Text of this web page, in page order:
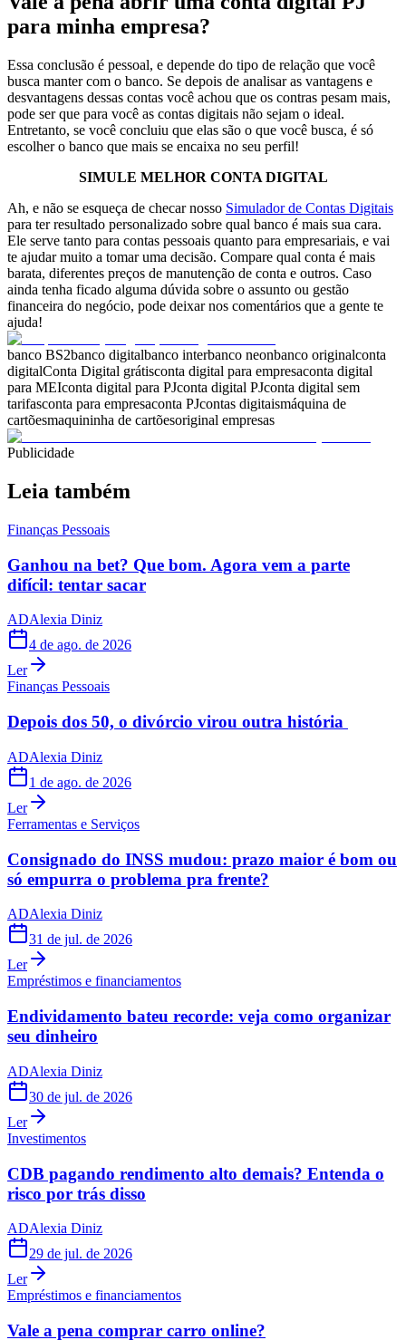
para minha empresa?
Essa conclusão é pessoal, e depende do tipo de relação que você
busca manter com o banco. Se depois de analisar as vantagens e
desvantagens dessas contas você achou que os contras pesam mais,
pode ser que para você as contas digitais não sejam o ideal.
Entretanto, se você concluiu que elas são o que você busca, é só
escolher o banco que mais se encaixa no seu perfil!
SIMULE MELHOR CONTA DIGITAL
Ah, e não se esqueça de checar nosso Simulador de Contas Digitais
para ter resultado personalizado sobre qual banco é mais sua cara.
Ele serve tanto para contas pessoais quanto para empresariais, e vai
te ajudar muito a tomar uma decisão. Compare qual conta é mais
barata, diferentes preços de manutenção de conta e outros. Caso
ainda tenha ficado alguma dúvida sobre o assunto ou gestão
financeira do negócio, pode deixar nos comentários que a gente te
ajuda!
banco BS2banco digitalbanco interbanco neonbanco originalconta
digitalConta Digital grátisconta digital para empresaconta digital
para MEIconta digital para PJconta digital PJconta digital sem
tarifasconta para empresaconta PJcontas digitaismáquina de
cartõesmaquininha de cartõesoriginal empresas
Publicidade
Leia também
Finanças Pessoais
Ganhou na bet? Que bom. Agora vem a parte
difícil: tentar sacar
ADAlexia Diniz
4 de ago. de 2026
Ler
Finanças Pessoais
Depois dos 50, o divórcio virou outra história
ADAlexia Diniz
1 de ago. de 2026
Ler
Ferramentas e Serviços
Consignado do INSS mudou: prazo maior é bom ou
só empurra o problema pra frente?
ADAlexia Diniz
31 de jul. de 2026
Ler
Empréstimos e financiamentos
Endividamento bateu recorde: veja como organizar
seu dinheiro
ADAlexia Diniz
30 de jul. de 2026
Ler
Investimentos
CDB pagando rendimento alto demais? Entenda o
risco por trás disso
ADAlexia Diniz
29 de jul. de 2026
Ler
Empréstimos e financiamentos
Vale a pena comprar carro online?